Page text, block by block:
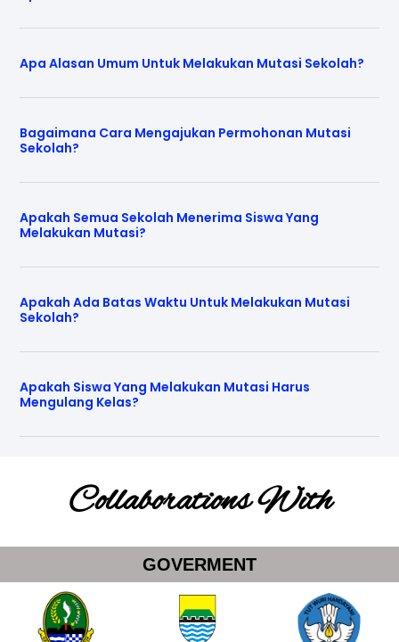
Apa Alasan Umum Untuk Melakukan Mutasi Sekolah?
Bagaimana Cara Mengajukan Permohonan Mutasi
Sekolah?
Apakah Semua Sekolah Menerima Siswa Yang
Melakukan Mutasi?
Apakah Ada Batas Waktu Untuk Melakukan Mutasi
Sekolah?
Apakah Siswa Yang Melakukan Mutasi Harus
Mengulang Kelas?
Collaborations With
GOVERMENT